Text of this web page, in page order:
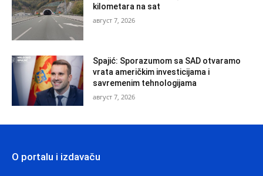
kilometara na sat
август 7, 2026
Spajić: Sporazumom sa SAD otvaramo
vrata američkim investicijama i
savremenim tehnologijama
август 7, 2026
O portalu i izdavaču